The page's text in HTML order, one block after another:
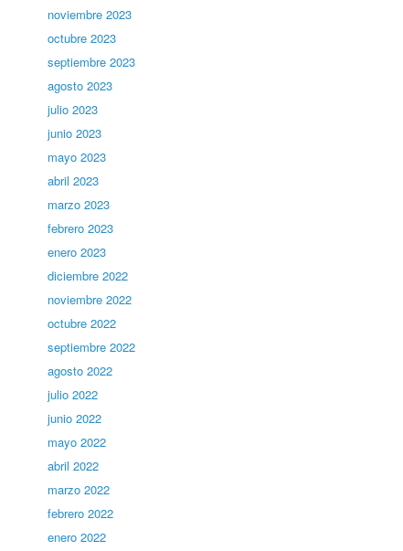
noviembre 2023
octubre 2023
septiembre 2023
agosto 2023
julio 2023
junio 2023
mayo 2023
abril 2023
marzo 2023
febrero 2023
enero 2023
diciembre 2022
noviembre 2022
octubre 2022
septiembre 2022
agosto 2022
julio 2022
junio 2022
mayo 2022
abril 2022
marzo 2022
febrero 2022
enero 2022